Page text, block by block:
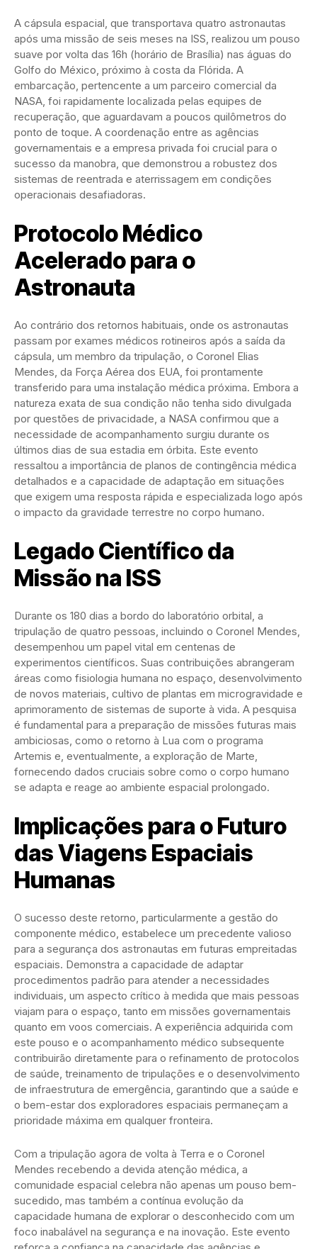
A cápsula espacial, que transportava quatro astronautas
após uma missão de seis meses na ISS, realizou um pouso
suave por volta das 16h (horário de Brasília) nas águas do
Golfo do México, próximo à costa da Flórida. A
embarcação, pertencente a um parceiro comercial da
NASA, foi rapidamente localizada pelas equipes de
recuperação, que aguardavam a poucos quilômetros do
ponto de toque. A coordenação entre as agências
governamentais e a empresa privada foi crucial para o
sucesso da manobra, que demonstrou a robustez dos
sistemas de reentrada e aterrissagem em condições
operacionais desafiadoras.
Protocolo Médico
Acelerado para o
Astronauta
Ao contrário dos retornos habituais, onde os astronautas
passam por exames médicos rotineiros após a saída da
cápsula, um membro da tripulação, o Coronel Elias
Mendes, da Força Aérea dos EUA, foi prontamente
transferido para uma instalação médica próxima. Embora a
natureza exata de sua condição não tenha sido divulgada
por questões de privacidade, a NASA confirmou que a
necessidade de acompanhamento surgiu durante os
últimos dias de sua estadia em órbita. Este evento
ressaltou a importância de planos de contingência médica
detalhados e a capacidade de adaptação em situações
que exigem uma resposta rápida e especializada logo após
o impacto da gravidade terrestre no corpo humano.
Legado Científico da
Missão na ISS
Durante os 180 dias a bordo do laboratório orbital, a
tripulação de quatro pessoas, incluindo o Coronel Mendes,
desempenhou um papel vital em centenas de
experimentos científicos. Suas contribuições abrangeram
áreas como fisiologia humana no espaço, desenvolvimento
de novos materiais, cultivo de plantas em microgravidade e
aprimoramento de sistemas de suporte à vida. A pesquisa
é fundamental para a preparação de missões futuras mais
ambiciosas, como o retorno à Lua com o programa
Artemis e, eventualmente, a exploração de Marte,
fornecendo dados cruciais sobre como o corpo humano
se adapta e reage ao ambiente espacial prolongado.
Implicações para o Futuro
das Viagens Espaciais
Humanas
O sucesso deste retorno, particularmente a gestão do
componente médico, estabelece um precedente valioso
para a segurança dos astronautas em futuras empreitadas
espaciais. Demonstra a capacidade de adaptar
procedimentos padrão para atender a necessidades
individuais, um aspecto crítico à medida que mais pessoas
viajam para o espaço, tanto em missões governamentais
quanto em voos comerciais. A experiência adquirida com
este pouso e o acompanhamento médico subsequente
contribuirão diretamente para o refinamento de protocolos
de saúde, treinamento de tripulações e o desenvolvimento
de infraestrutura de emergência, garantindo que a saúde e
o bem-estar dos exploradores espaciais permaneçam a
prioridade máxima em qualquer fronteira.
Com a tripulação agora de volta à Terra e o Coronel
Mendes recebendo a devida atenção médica, a
comunidade espacial celebra não apenas um pouso bem-
sucedido, mas também a contínua evolução da
capacidade humana de explorar o desconhecido com um
foco inabalável na segurança e na inovação. Este evento